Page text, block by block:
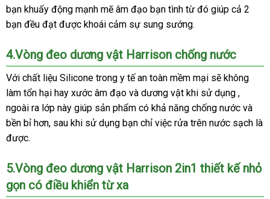
đảo
hàng
bạn khuấy động mạnh mẽ âm đạo bạn tình từ đó giúp cả 2
bạn đều đạt thảo
được khoái cảm sự sung sướng.
4.Vòng đeo dương vật Harrison chống nước
Với chất liệu Silicone trong y tế an toàn mềm mại Hàn
Quốc
sẽ không
làm tổn hại hay xước âm đạo nơi
bán
và dương vật khi sử dụng nhận
xét
,
ngoài ra lớp này giúp sản phẩm có khả năng chống nước chính
hãng
và
bền bỉ hơnNhật
, sau khi sử dụng bạn chỉ việc rửa trên nước sạch là
hàng
được.
5.Vòng đeo dương vật Harrison 2in1 thiết kế nhỏ
gọn có điều khiển từ xa